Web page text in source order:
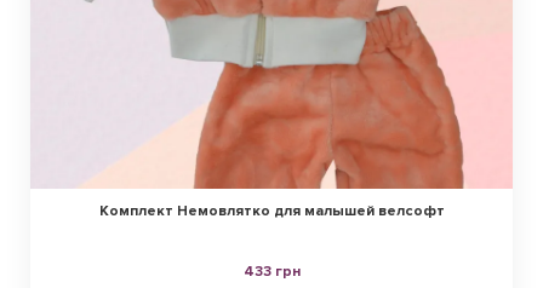
Комплект Немовлятко для малышей велсофт
433 грн